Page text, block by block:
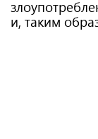
и, таким